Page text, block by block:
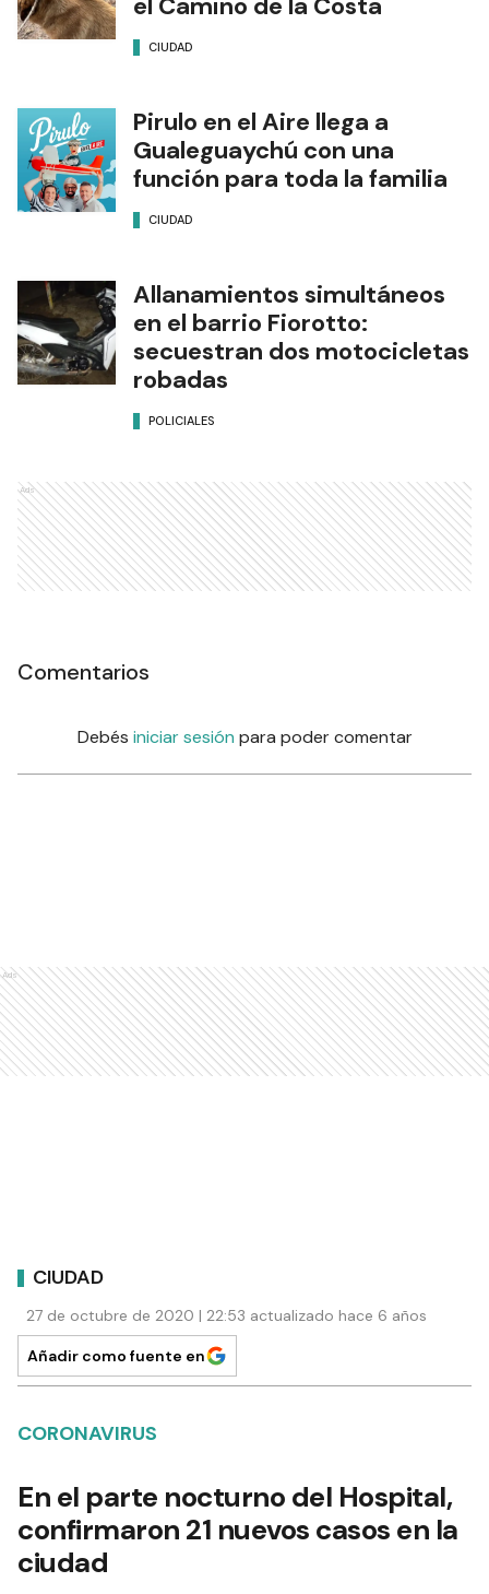
CIUDAD
Pirulo en el Aire llega a
Gualeguaychú con una
función para toda la familia
CIUDAD
Allanamientos simultáneos
en el barrio Fiorotto:
secuestran dos motocicletas
robadas
POLICIALES
Ads
Comentarios
Debés iniciar sesión para poder comentar
Ads
CIUDAD
27 de octubre de 2020 | 22:53 actualizado hace 6 años
Añadir como fuente en
CORONAVIRUS
En el parte nocturno del Hospital,
confirmaron 21 nuevos casos en la
ciudad